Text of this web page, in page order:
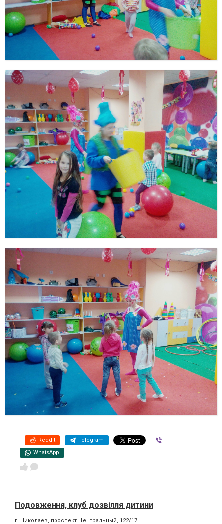
Reddit Telegram
WhatsApp
Подовження, клуб дозвілля дитини
г. Николаев, проспект Центральный, 122/17